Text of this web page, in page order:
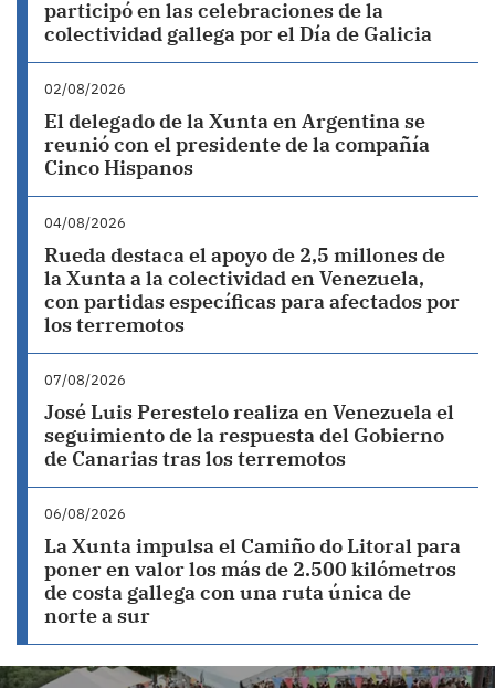
participó en las celebraciones de la
colectividad gallega por el Día de Galicia
02/08/2026
El delegado de la Xunta en Argentina se
reunió con el presidente de la compañía
Cinco Hispanos
04/08/2026
Rueda destaca el apoyo de 2,5 millones de
la Xunta a la colectividad en Venezuela,
con partidas específicas para afectados por
los terremotos
07/08/2026
José Luis Perestelo realiza en Venezuela el
seguimiento de la respuesta del Gobierno
de Canarias tras los terremotos
06/08/2026
La Xunta impulsa el Camiño do Litoral para
poner en valor los más de 2.500 kilómetros
de costa gallega con una ruta única de
norte a sur